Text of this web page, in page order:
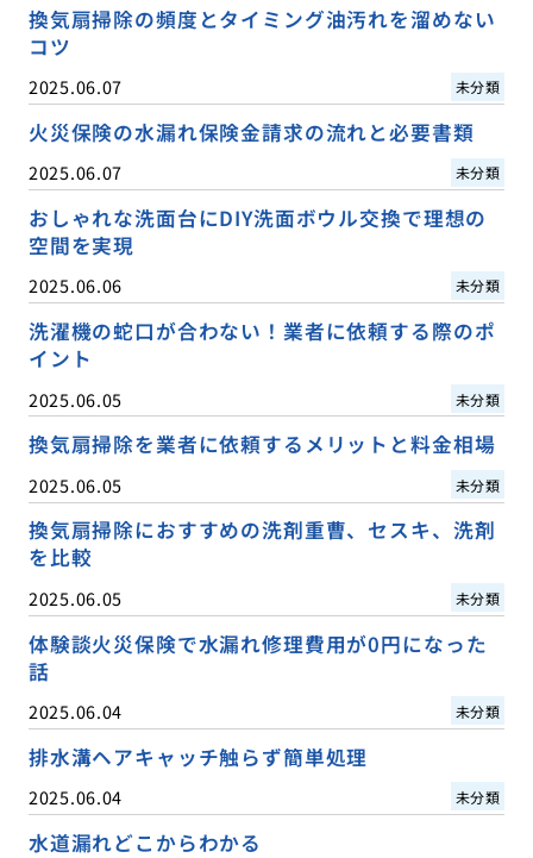
換気扇掃除の頻度とタイミング油汚れを溜めない
コツ
2025.06.07 未分類
火災保険の水漏れ保険金請求の流れと必要書類
2025.06.07 未分類
おしゃれな洗面台にDIY洗面ボウル交換で理想の
空間を実現
2025.06.06 未分類
洗濯機の蛇口が合わない！業者に依頼する際のポ
イント
2025.06.05 未分類
換気扇掃除を業者に依頼するメリットと料金相場
2025.06.05 未分類
換気扇掃除におすすめの洗剤重曹、セスキ、洗剤
を比較
2025.06.05 未分類
体験談火災保険で水漏れ修理費用が0円になった
話
2025.06.04 未分類
排水溝ヘアキャッチ触らず簡単処理
2025.06.04 未分類
水道漏れどこからわかる